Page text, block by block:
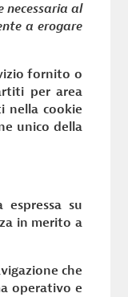
necessaria al
a erogare
fornito o
per area
nella cookie
unico della
su
in merito a
che
operativo e